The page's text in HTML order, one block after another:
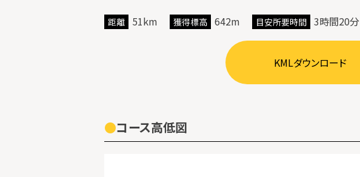
距離 51km 獲得標高 642m 目安所要時間 3時間20分
KMLダウンロード
コース高低図